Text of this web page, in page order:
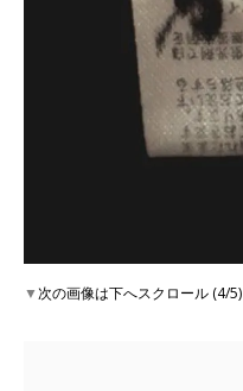
▼次の画像は下へスクロール (4/5)